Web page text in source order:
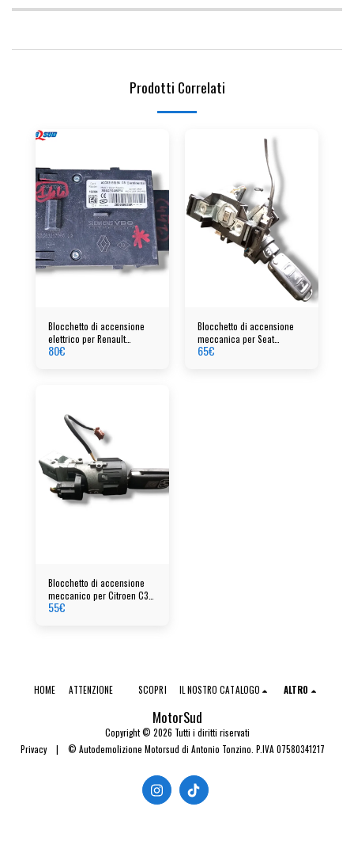
Prodotti Correlati
Blocchetto di accensione
elettrico per Renault
Megane cod: a2c53185186
80€
Blocchetto di accensione
meccanica per Seat
Alhambra anno 2010 cod:
65€
Blocchetto di accensione
meccanico per Citroen C3
Picasso
55€
MotorSud
Copyright © 2026 Tutti i diritti riservati
Privacy| © Autodemolizione Motorsud di Antonio Tonzino. P.IVA 07580341217
HOME ATTENZIONE SCOPRI IL NOSTRO CATALOGO ALTRO